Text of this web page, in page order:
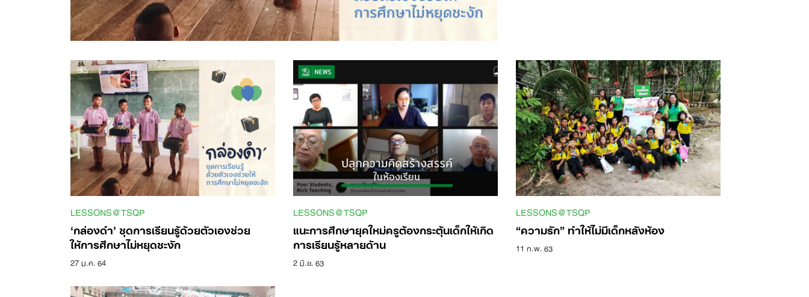
Search
for:
LESSONS@TSQP
‘กล่องดำ’ ชุดการเรียนรู้ด้วยตัวเองช่วย
ให้การศึกษาไม่หยุดชะงัก
27 ม.ค. 64
LESSONS@TSQP
แนะการศึกษายุคใหม่ครูต้องกระตุ้นเด็กให้เกิด
การเรียนรู้หลายด้าน
2 มิ.ย. 63
LESSONS@TSQP
“ความรัก” ทำให้ไม่มีเด็กหลังห้อง
11 ก.พ. 63